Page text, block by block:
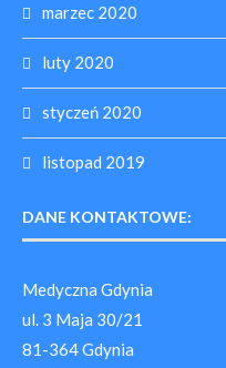
marzec 2020
luty 2020
styczeń 2020
listopad 2019
DANE KONTAKTOWE:
Medyczna Gdynia
ul. 3 Maja 30/21
81-364 Gdynia